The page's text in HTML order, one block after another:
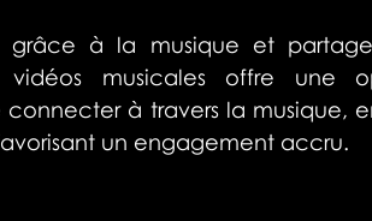
grâce à la musique et
musicales offre une
connecter à travers la musique,
un engagement accru.